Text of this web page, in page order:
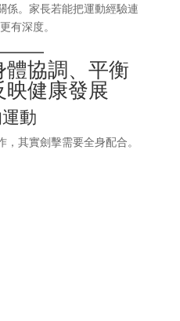
係。家長若能把運動經驗連
有深度。
協調、平衡
健康發展
動
其實劍擊需要全身配合。